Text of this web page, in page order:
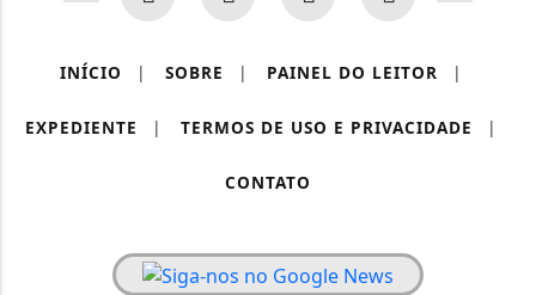
INÍCIO | SOBRE | PAINEL DO LEITOR |
EXPEDIENTE | TERMOS DE USO E PRIVACIDADE |
CONTATO